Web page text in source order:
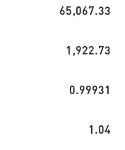
65,067.33
1,922.73
0.99931
1.04